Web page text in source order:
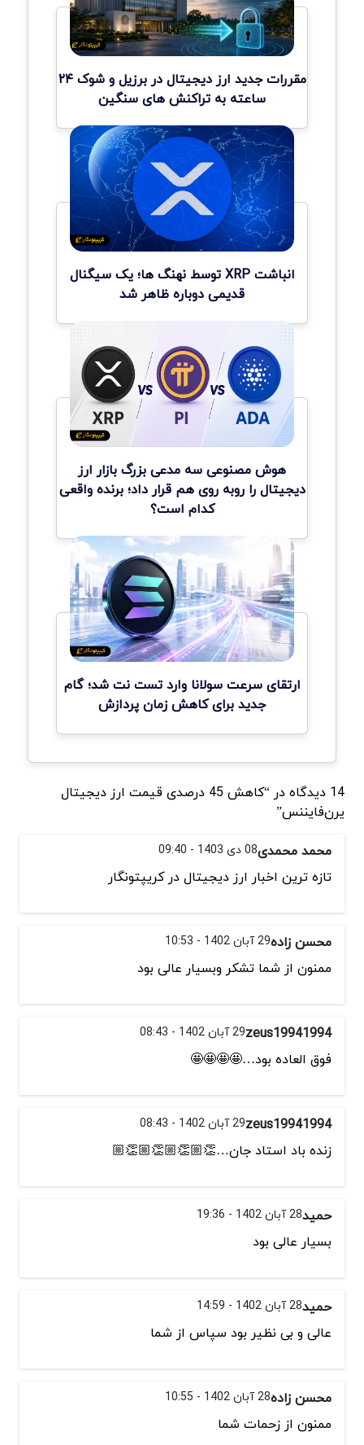
مقررات جدید ارز دیجیتال در برزیل و شوک ۲۴
ساعته به تراکنش های سنگین
انباشت XRP توسط نهنگ ها؛ یک سیگنال
قدیمی دوباره ظاهر شد
هوش مصنوعی سه مدعی بزرگ بازار ارز
دیجیتال را روبه روی هم قرار داد؛ برنده واقعی
کدام است؟
ارتقای سرعت سولانا وارد تست نت شد؛ گام
جدید برای کاهش زمان پردازش
14 دیدگاه در “کاهش 45 درصدی قیمت ارز دیجیتال
یرن‌فایننس”
محمد محمدی08 دی 1403 - 09:40
تازه ترین اخبار ارز دیجیتال در کریپتونگار
محسن زاده29 آبان 1402 - 10:53
ممنون از شما تشکر وبسیار عالی بود
zeus1994199429 آبان 1402 - 08:43
فوق العاده بود…🤩🤩🤩🤩
zeus1994199429 آبان 1402 - 08:43
زنده باد استاد جان…👏🏼👏🏼👏🏼👏🏼
حمید28 آبان 1402 - 19:36
بسیار عالی بود
حمید28 آبان 1402 - 14:59
عالی و بی نظیر بود سپاس از شما
محسن زاده28 آبان 1402 - 10:55
ممنون از زحمات شما